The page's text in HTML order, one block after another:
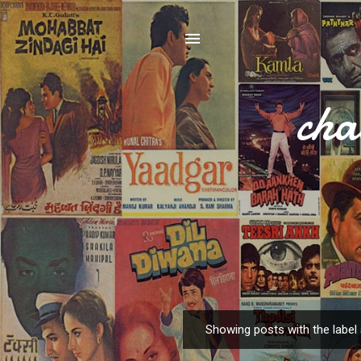
o
Showing posts with the label